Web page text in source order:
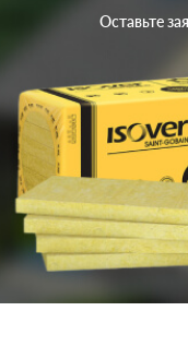
Оставьте